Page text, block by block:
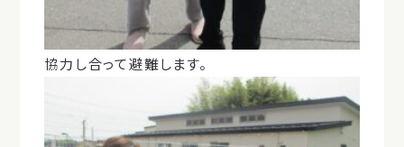
協力し合って避難します。